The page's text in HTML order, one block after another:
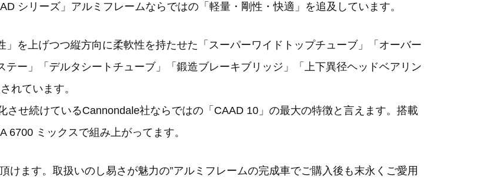
シリーズ」アルミフレームならではの「軽量・剛性・快適」を追及しています。
を上げつつ縦方向に柔軟性を持たせた「スーパーワイドトップチューブ」「オーバー
ー」「デルタシートチューブ」「鍛造ブレーキブリッジ」「上下異径ヘッドベアリン
れています。
させ続けているCannondale社ならではの「CAAD 10」の最大の特徴と言えます。搭載
6700 ミックスで組み上がってます。
けます。取扱いのし易さが魅力の”アルミフレームの完成車でご購入後も末永くご愛用